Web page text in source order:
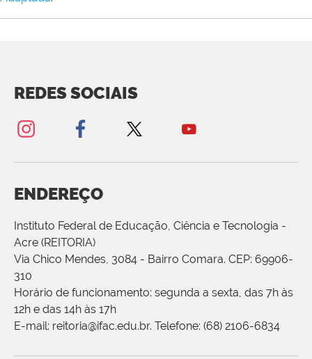
REDES SOCIAIS
ENDEREÇO
Instituto Federal de Educação, Ciência e Tecnologia -
Acre (REITORIA)
Via Chico Mendes, 3084 - Bairro Comara. CEP: 69906-
310
Horário de funcionamento: segunda a sexta, das 7h às
12h e das 14h às 17h
E-mail: reitoria@ifac.edu.br. Telefone: (68) 2106-6834